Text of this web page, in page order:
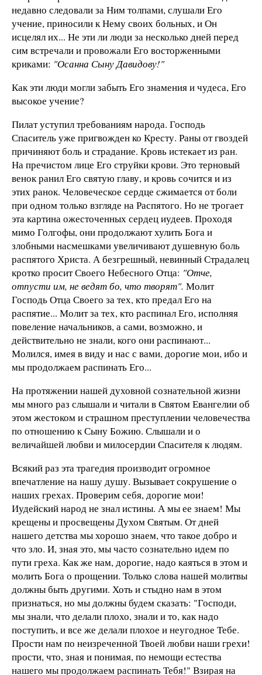
недавно следовали за Ним толпами, слушали Его
учение, приносили к Нему своих больных, и Он
исцелял их... Не эти ли люди за несколько дней перед
сим встречали и провожали Его восторженными
криками: "Осанна Сыну Давидову!"
Как эти люди могли забыть Его знамения и чудеса, Его
высокое учение?
Пилат уступил требованиям народа. Господь
Спаситель уже пригвожден ко Кресту. Раны от гвоздей
причиняют боль и страдание. Кровь истекает из ран.
На пречистом лице Его струйки крови. Это терновый
венок ранил Его святую главу, и кровь сочится и из
этих ранок. Человеческое сердце сжимается от боли
при одном только взгляде на Распятого. Но не трогает
эта картина ожесточенных сердец иудеев. Проходя
мимо Голгофы, они продолжают хулить Бога и
злобными насмешками увеличивают душевную боль
распятого Христа. А безгрешный, невинный Страдалец
кротко просит Своего Небесного Отца: "Отче,
отпусти им, не ведят бо, что творят". Молит
Господь Отца Своего за тех, кто предал Его на
распятие... Молит за тех, кто распинал Его, исполняя
повеление начальников, а сами, возможно, и
действительно не знали, кого они распинают...
Молился, имея в виду и нас с вами, дорогие мои, ибо и
мы продолжаем распинать Его...
На протяжении нашей духовной сознательной жизни
мы много раз слышали и читали в Святом Евангелии об
этом жестоком и страшном преступлении человечества
по отношению к Сыну Божию. Слышали и о
величайшей любви и милосердии Спасителя к людям.
Всякий раз эта трагедия производит огромное
впечатление на нашу душу. Вызывает сокрушение о
наших грехах. Проверим себя, дорогие мои!
Иудейский народ не знал истины. А мы ее знаем! Мы
крещены и просвещены Духом Святым. От дней
нашего детства мы хорошо знаем, что такое добро и
что зло. И, зная это, мы часто сознательно идем по
пути греха. Как же нам, дорогие, надо каяться в этом и
молить Бога о прощении. Только слова нашей молитвы
должны быть другими. Хоть и стыдно нам в этом
признаться, но мы должны будем сказать: "Господи,
мы знали, что делали плохо, знали и то, как надо
поступить, и все же делали плохое и неугодное Тебе.
Прости нам по неизреченной Твоей любви наши грехи!
прости, что, зная и понимая, по немощи естества
нашего мы продолжаем распинать Тебя!" Взирая на